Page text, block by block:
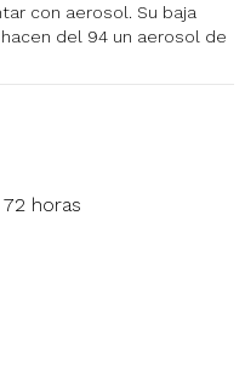
con aerosol. Su baja
del 94 un aerosol de
horas